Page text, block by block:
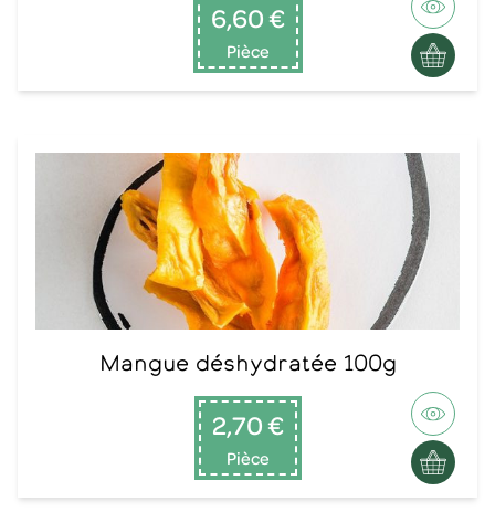
6,60 €
Pièce
Mangue déshydratée 100g
2,70 €
Pièce